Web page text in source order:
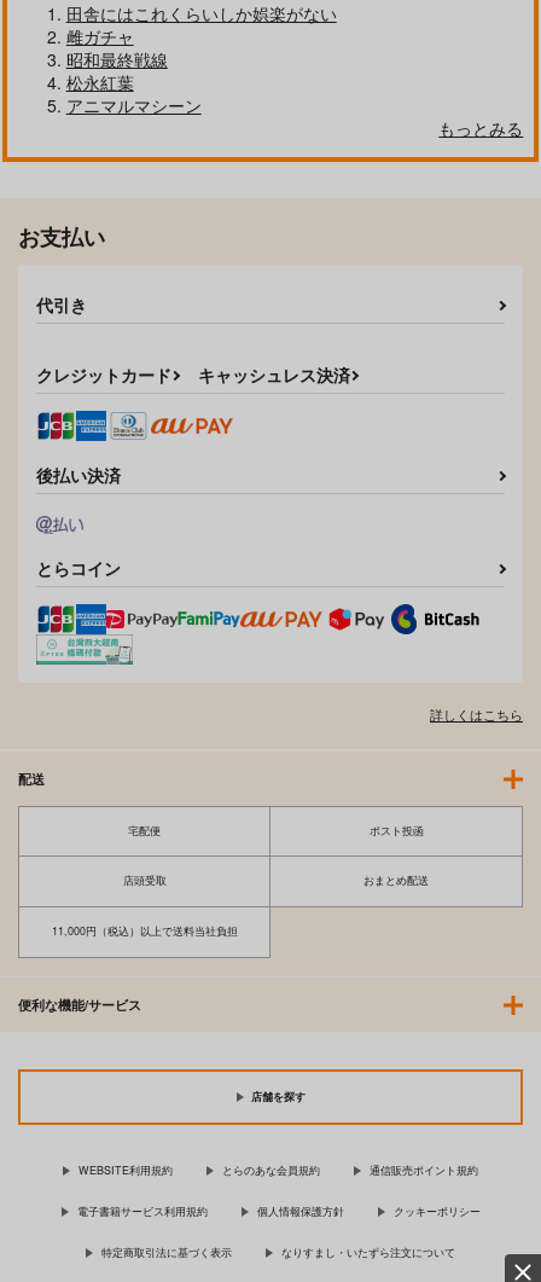
田舎にはこれくらいしか娯楽がない
雌ガチャ
昭和最終戦線
松永紅葉
アニマルマシーン
もっとみる
お支払い
代引き
クレジットカード キャッシュレス決済
後払い決済
とらコイン
詳しくはこちら
配送
宅配便 ポスト投函
店頭受取 おまとめ配送
11,000円（税込）以上で送料当社負担
便利な機能/サービス
店舗を探す
WEBSITE利用規約 とらのあな会員規約 通信販売ポイント規約
電子書籍サービス利用規約 個人情報保護方針 クッキーポリシー
特定商取引法に基づく表示 なりすまし・いたずら注文について